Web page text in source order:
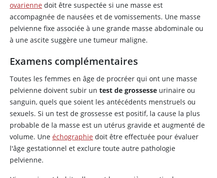
ovarienne doit être suspectée si une masse est
accompagnée de nausées et de vomissements. Une masse
pelvienne fixe associée à une grande masse abdominale ou
à une ascite suggère une tumeur maligne.
Examens complémentaires
Toutes les femmes en âge de procréer qui ont une masse
pelvienne doivent subir un test de grossesse urinaire ou
sanguin, quels que soient les antécédents menstruels ou
sexuels. Si un test de grossesse est positif, la cause la plus
probable de la masse est un utérus gravide et augmenté de
volume. Une échographie doit être effectuée pour évaluer
l'âge gestationnel et exclure toute autre pathologie
pelvienne.